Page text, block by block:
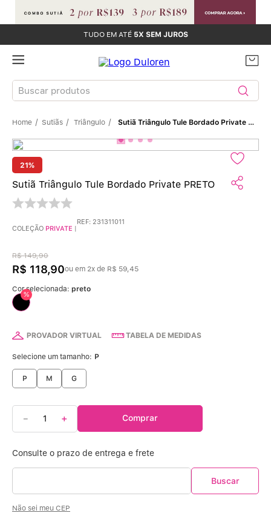
TUDO EM ATÉ 5X SEM JUROS
Buscar produtos
Sutiãs Triângulo Sutiã Triângulo Tule Bordado Private PRETO
21%
Sutiã Triângulo Tule Bordado Private PRETO
COLEÇÃO PRIVATE |
REF: 231311011
R$ 149,90
R$ 118,90ou em 2x de R$ 59,45
Cor selecionada: preto
%
PROVADOR VIRTUAL TABELA DE MEDIDAS
Selecione um tamanho: P
P M G
＋
－ Comprar
Não sei meu CEP
TERMOS MAIS BUSCADOS
1º Sutiãs
2º Calcinhas
Sutiã Bojo
5º Calcinha Algodão
7º Modal
10 Sutiã Sustentação